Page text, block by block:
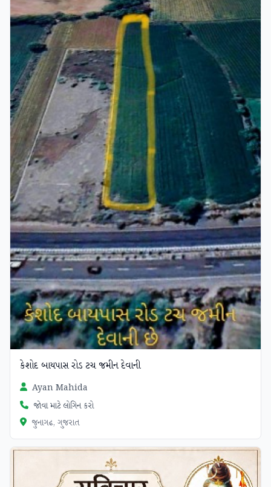
કેશોદ બાયપાસ રોડ ટચ જમીન દેવાની
Ayan Mahida
જોવા માટે લોગિન કરો
જુનાગઢ, ગુજરાત
ચકાસાયેલ